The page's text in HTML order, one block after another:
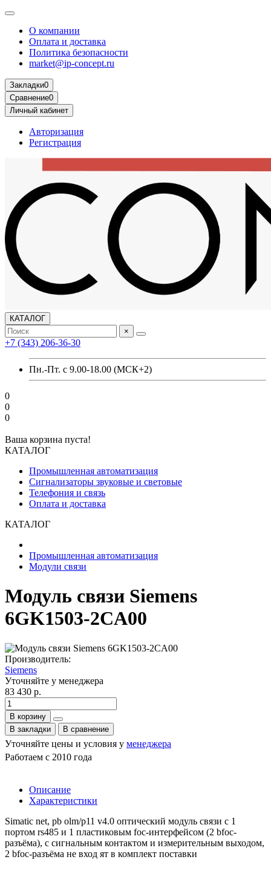
О компании
Оплата и доставка
Политика безопасности
market@ip-concept.ru
Закладки0
Сравнение0
Личный кабинет
Авторизация
Регистрация
КАТАЛОГ
×
+7 (343) 206-36-30
Пн.-Пт. с 9.00-18.00 (МСК+2)
0
0
0
Ваша корзина пуста!
КАТАЛОГ
Промышленная автоматизация
Сигнализаторы звуковые и световые
Телефония и связь
Оплата и доставка
КАТАЛОГ
Промышленная автоматизация
Модули связи
Модуль связи Siemens
6GK1503-2CA00
Производитель:
Siemens
Уточняйте у менеджера
83 430 р.
В корзину
В закладки
В сравнение
Уточняйте цены и условия у менеджера
Работаем с 2010 года
Описание
Характеристики
Simatic net, pb olm/p11 v4.0 оптический модуль связи с 1
портом rs485 и 1 пластиковым foc-интерфейсом (2 bfoc-
разъёма), с сигнальным контактом и измерительным выходом,
2 bfoc-разъёма не вход ят в комплект поставки